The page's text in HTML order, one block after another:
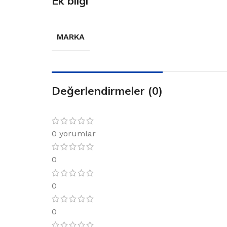
MARKA
Değerlendirmeler (0)
0 yorumlar
0
0
0